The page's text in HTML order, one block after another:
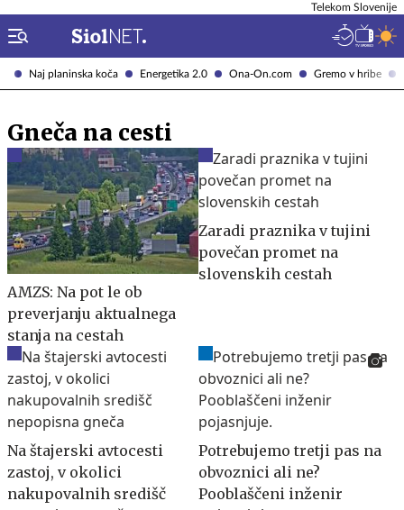
Naj planinska koča Energetika 2.0 Ona-On.com Gremo v hribe
Telekom Slovenije
Gneča na cesti
AMZS: Na pot le ob
preverjanju aktualnega
stanja na cestah
Zaradi praznika v tujini
povečan promet na
slovenskih cestah
Na štajerski avtocesti
zastoj, v okolici
nakupovalnih središč
Potrebujemo tretji pas na
obvoznici ali ne?
Pooblaščeni inženir